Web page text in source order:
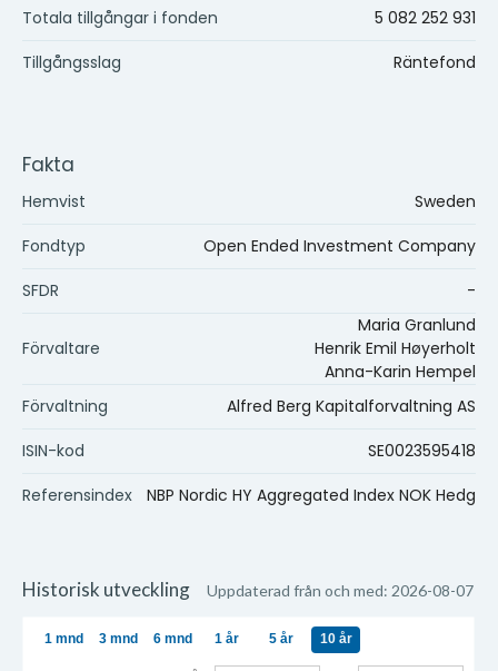
Totala tillgångar i fonden
5 082 252 931
Tillgångsslag
Räntefond
Fakta
Hemvist Sweden
Fondtyp
Open Ended Investment Company
SFDR
-
Förvaltare
Maria Granlund
Henrik Emil Høyerholt
Anna-Karin Hempel
Förvaltning
Alfred Berg Kapitalforvaltning AS
ISIN-kod
SE0023595418
Referensindex
NBP Nordic HY Aggregated Index NOK Hedg
Historisk utveckling Uppdaterad från och med: 2026-08-07
1 mnd 3 mnd 6 mnd 1 år 5 år 10 år